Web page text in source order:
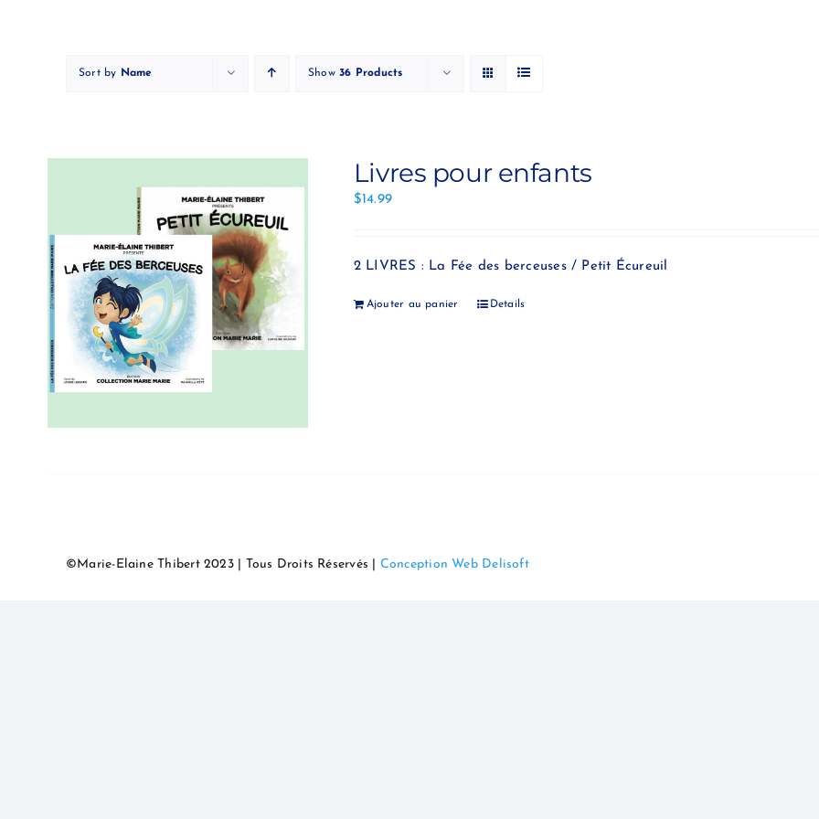
Sort by Name Show36 Products
Livres pour enfants
$14.99
2 LIVRES : La Fée des berceuses / Petit Écureuil
Ajouter au panier Details
©Marie-Elaine Thibert 2023 | Tous Droits Réservés | Conception Web Delisoft